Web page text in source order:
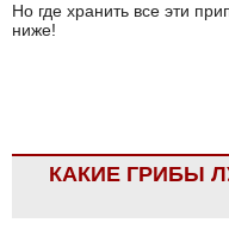
Но где хранить все эти
ниже!
КАКИЕ ГРИБЫ